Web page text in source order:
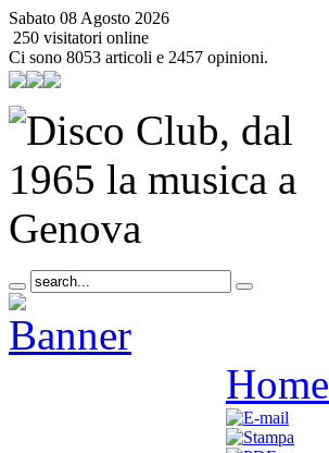
Sabato 08 Agosto 2026
250 visitatori online
Ci sono 8053 articoli e 2457 opinioni.
Home